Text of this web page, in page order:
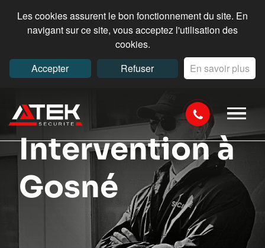
Les cookies assurent le bon fonctionnement du site. En
navigant sur ce site, vous acceptez l'utilisation des
cookies.
Accepter
Refuser En savoir plus
Intervention à
Gosné